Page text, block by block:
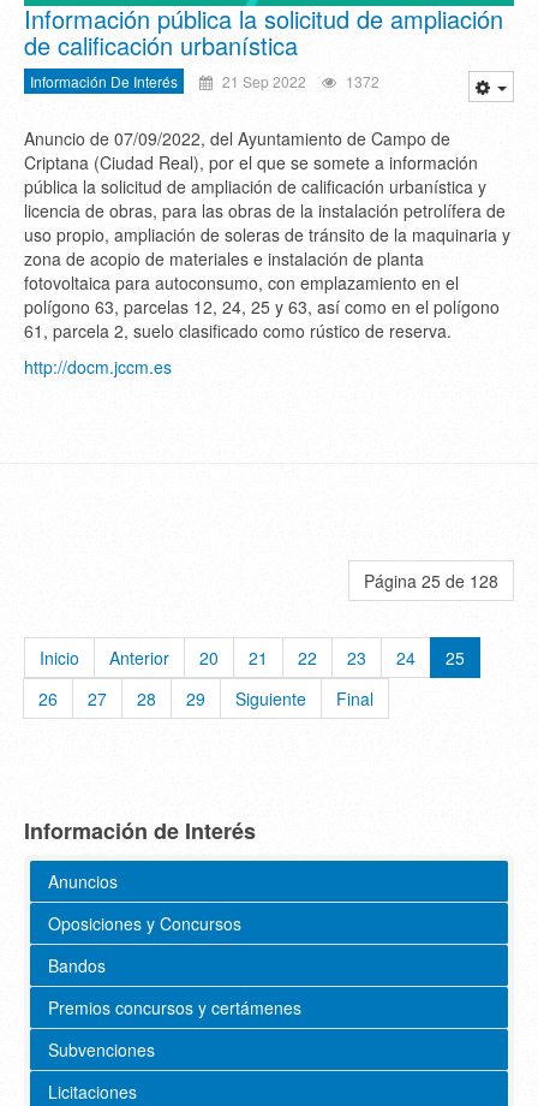
Información pública la solicitud de ampliación
de calificación urbanística
Información De Interés 21 Sep 2022 1372
Anuncio de 07/09/2022, del Ayuntamiento de Campo de
Criptana (Ciudad Real), por el que se somete a información
pública la solicitud de ampliación de calificación urbanística y
licencia de obras, para las obras de la instalación petrolífera de
uso propio, ampliación de soleras de tránsito de la maquinaria y
zona de acopio de materiales e instalación de planta
fotovoltaica para autoconsumo, con emplazamiento en el
polígono 63, parcelas 12, 24, 25 y 63, así como en el polígono
61, parcela 2, suelo clasificado como rústico de reserva.
http://docm.jccm.es
Página 25 de 128
Inicio Anterior 20 21 22 23 24
25
26
27 28 29 Siguiente Final
Información de Interés
Anuncios
Oposiciones y Concursos
Bandos
Premios concursos y certámenes
Subvenciones
Licitaciones